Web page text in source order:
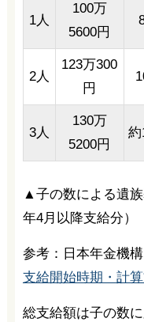
1人
100万
5600円
2人
123万300
円
3人
130万
5200円
約
▲子の数による遺
年4月以降支給分）
参考：日本年金機構
支給開始時期・計算
総支給額は子の数